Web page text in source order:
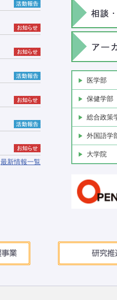
最新情報一覧
医学部
保健学部
総合政策
外国語学
大学院